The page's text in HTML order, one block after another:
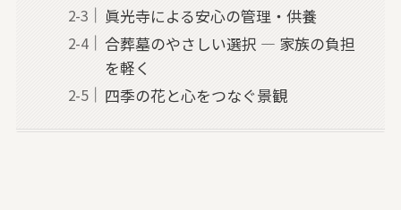
眞光寺による安心の管理・供養
合葬墓のやさしい選択 — 家族の負担
を軽く
四季の花と心をつなぐ景観